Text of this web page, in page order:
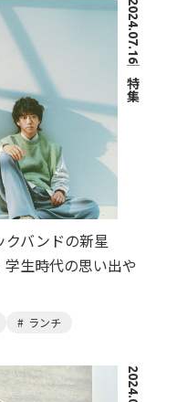
2024.07.16
｜
特集
クバンドの新星
学生時代の思い出や
ランチ